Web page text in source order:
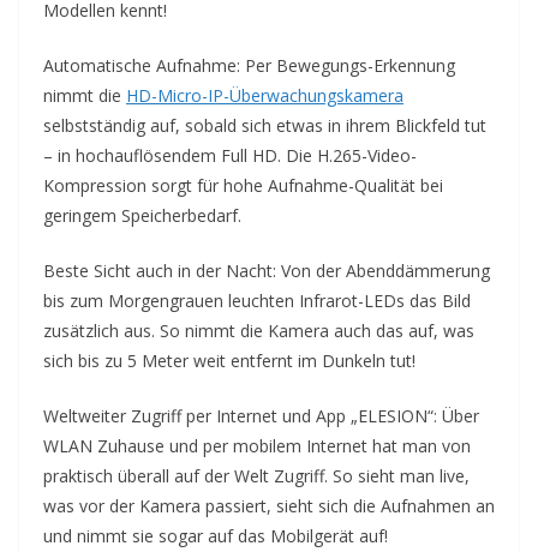
Modellen kennt!
Automatische Aufnahme: Per Bewegungs-Erkennung
nimmt die HD-Micro-IP-Überwachungskamera
selbstständig auf, sobald sich etwas in ihrem Blickfeld tut
– in hochauflösendem Full HD. Die H.265-Video-
Kompression sorgt für hohe Aufnahme-Qualität bei
geringem Speicherbedarf.
Beste Sicht auch in der Nacht: Von der Abenddämmerung
bis zum Morgengrauen leuchten Infrarot-LEDs das Bild
zusätzlich aus. So nimmt die Kamera auch das auf, was
sich bis zu 5 Meter weit entfernt im Dunkeln tut!
Weltweiter Zugriff per Internet und App „ELESION“: Über
WLAN Zuhause und per mobilem Internet hat man von
praktisch überall auf der Welt Zugriff. So sieht man live,
was vor der Kamera passiert, sieht sich die Aufnahmen an
und nimmt sie sogar auf das Mobilgerät auf!